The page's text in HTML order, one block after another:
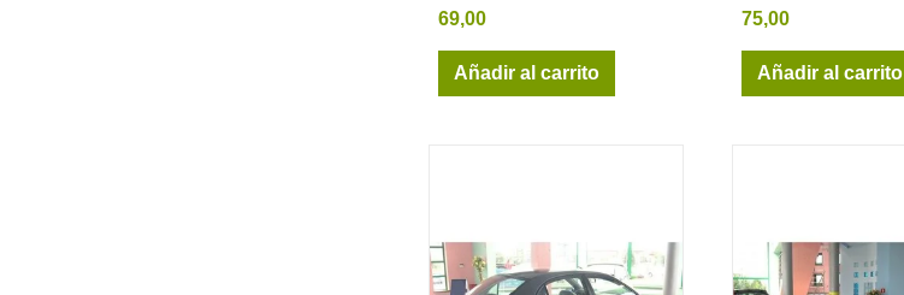
69,00
Añadir al carrito
75,00
Añadir al carrito